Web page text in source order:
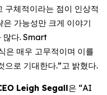
구체적이라는 점이 인상적
가능성만 크게 이야기
많다. Smart
매우 고무적이며 이를
으로 기대한다.”고 밝혔다.
Leigh Segall은 “AI